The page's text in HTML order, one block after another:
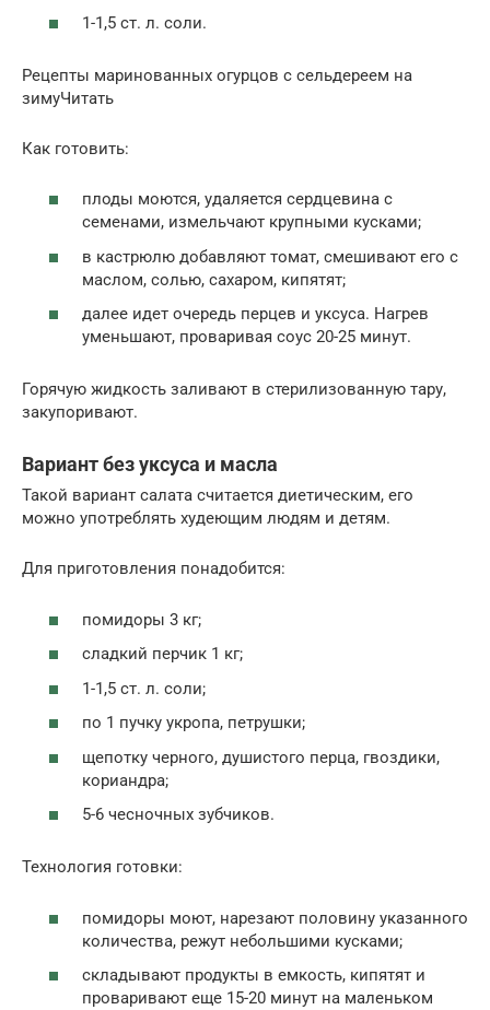
1-1,5 ст. л. соли.
Рецепты маринованных огурцов с сельдереем на
зимуЧитать
Как готовить:
плоды моются, удаляется сердцевина с
семенами, измельчают крупными кусками;
в кастрюлю добавляют томат, смешивают его с
маслом, солью, сахаром, кипятят;
далее идет очередь перцев и уксуса. Нагрев
уменьшают, проваривая соус 20-25 минут.
Горячую жидкость заливают в стерилизованную тару,
закупоривают.
Вариант без уксуса и масла
Такой вариант салата считается диетическим, его
можно употреблять худеющим людям и детям.
Для приготовления понадобится:
помидоры 3 кг;
сладкий перчик 1 кг;
1-1,5 ст. л. соли;
по 1 пучку укропа, петрушки;
щепотку черного, душистого перца, гвоздики,
кориандра;
5-6 чесночных зубчиков.
Технология готовки:
помидоры моют, нарезают половину указанного
количества, режут небольшими кусками;
складывают продукты в емкость, кипятят и
проваривают еще 15-20 минут на маленьком